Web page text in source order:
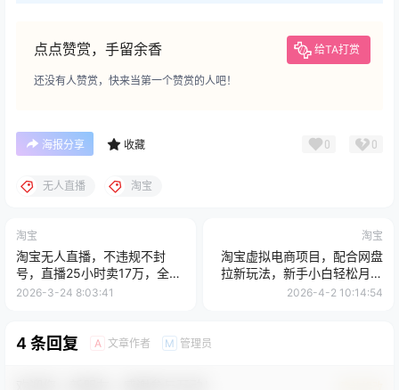
点点赞赏，手留余香 给TA打赏
还没有人赞赏，快来当第一个赞赏的人吧！
海报分享 收藏 0 0
无人直播 淘宝
淘宝
淘宝无人直播，不违规不封
号，直播25小时卖17万，全年
旺季！可批量矩阵
2026-3-24 8:03:41
淘宝
淘宝虚拟电商项目，配合网盘
拉新玩法，新手小白轻松月入
过万，外面收费1980的项目！
2026-4-2 10:14:54
4 条回复 A 文章作者 M 管理员